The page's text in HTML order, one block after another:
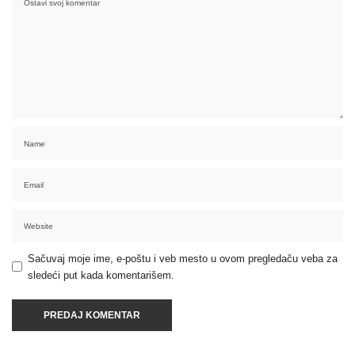
Sačuvaj moje ime, e-poštu i veb mesto u ovom pregledaču veba za
sledeći put kada komentarišem.